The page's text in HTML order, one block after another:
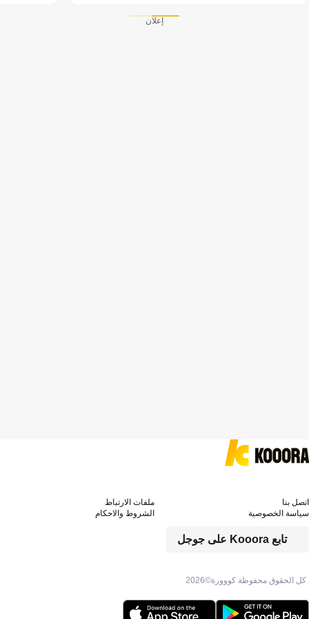
إعلان
كل الحقوق محفوظة كووورة©2026
تابع Kooora على جوجل
اتصل بنا
ملفات الارتباط
سياسة الخصوصية
الشروط والاحكام